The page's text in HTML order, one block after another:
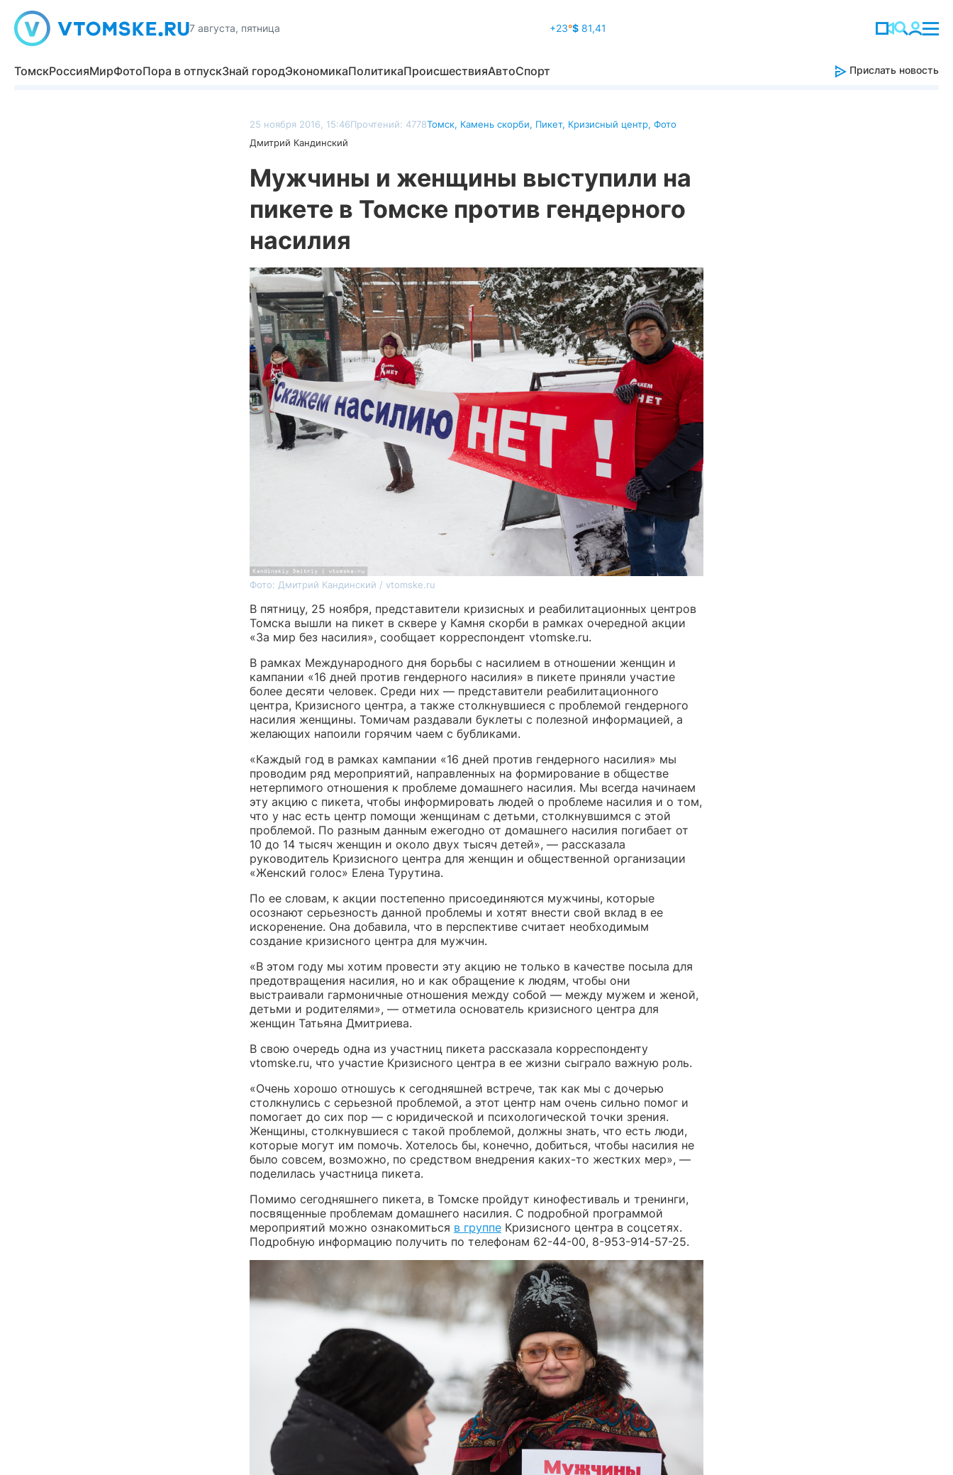
7 августа, пятница +23°$ 81,41
ТомскРоссияМирФотоПора в отпускЗнай городЭкономикаПолитикаПроисшествияАвтоСпорт Прислать новость
25 ноября 2016, 15:46Прочтений: 4778Томск, Камень скорби, Пикет, Кризисный центр, Фото
Дмитрий Кандинский
Мужчины и женщины выступили на
пикете в Томске против гендерного
насилия
Фото: Дмитрий Кандинский / vtomske.ru
В пятницу, 25 ноября, представители кризисных и реабилитационных центров
Томска вышли на пикет в сквере у Камня скорби в рамках очередной акции
«За мир без насилия», сообщает корреспондент vtomske.ru.
В рамках Международного дня борьбы с насилием в отношении женщин и
кампании «16 дней против гендерного насилия» в пикете приняли участие
более десяти человек. Среди них — представители реабилитационного
центра, Кризисного центра, а также столкнувшиеся с проблемой гендерного
насилия женщины. Томичам раздавали буклеты с полезной информацией, а
желающих напоили горячим чаем с бубликами.
«Каждый год в рамках кампании «16 дней против гендерного насилия» мы
проводим ряд мероприятий, направленных на формирование в обществе
нетерпимого отношения к проблеме домашнего насилия. Мы всегда начинаем
эту акцию с пикета, чтобы информировать людей о проблеме насилия и о том,
что у нас есть центр помощи женщинам с детьми, столкнувшимся с этой
проблемой. По разным данным ежегодно от домашнего насилия погибает от
10 до 14 тысяч женщин и около двух тысяч детей», — рассказала
руководитель Кризисного центра для женщин и общественной организации
«Женский голос» Елена Турутина.
По ее словам, к акции постепенно присоединяются мужчины, которые
осознают серьезность данной проблемы и хотят внести свой вклад в ее
искоренение. Она добавила, что в перспективе считает необходимым
создание кризисного центра для мужчин.
«В этом году мы хотим провести эту акцию не только в качестве посыла для
предотвращения насилия, но и как обращение к людям, чтобы они
выстраивали гармоничные отношения между собой — между мужем и женой,
детьми и родителями», — отметила основатель кризисного центра для
женщин Татьяна Дмитриева.
В свою очередь одна из участниц пикета рассказала корреспонденту
vtomske.ru, что участие Кризисного центра в ее жизни сыграло важную роль.
«Очень хорошо отношусь к сегодняшней встрече, так как мы с дочерью
столкнулись с серьезной проблемой, а этот центр нам очень сильно помог и
помогает до сих пор — с юридической и психологической точки зрения.
Женщины, столкнувшиеся с такой проблемой, должны знать, что есть люди,
которые могут им помочь. Хотелось бы, конечно, добиться, чтобы насилия не
было совсем, возможно, по средством внедрения каких-то жестких мер», —
поделилась участница пикета.
Помимо сегодняшнего пикета, в Томске пройдут кинофестиваль и тренинги,
посвященные проблемам домашнего насилия. С подробной программой
мероприятий можно ознакомиться в группе Кризисного центра в соцсетях.
Подробную информацию получить по телефонам 62-44-00, 8-953-914-57-25.